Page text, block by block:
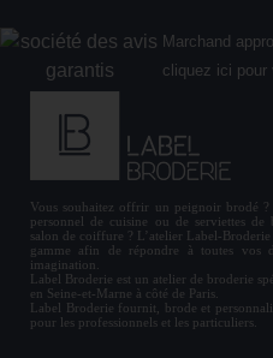
Marchand
cliquez ici pour
Vous souhaitez offrir un peignoir brodé
personnel de cuisine ou de serviettes de
salon de coiffure ? L’atelier Label-
gamme afin de répondre à toutes vos
imagination.
Label Broderie est un atelier de broderie
en Seine-et-Marne à côté de Paris.
Label Broderie fournit, brode et
pour les professionnels et les particuliers.